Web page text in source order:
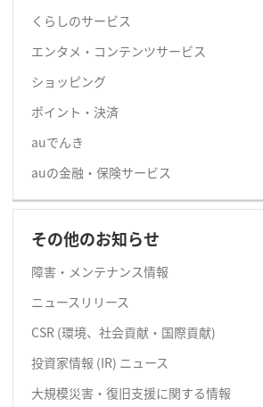
くらしのサービス
エンタメ・コンテンツサービス
ショッピング
ポイント・決済
auでんき
auの金融・保険サービス
その他のお知らせ
障害・メンテナンス情報
ニュースリリース
CSR (環境、社会貢献・国際貢献)
投資家情報 (IR) ニュース
大規模災害・復旧支援に関する情報